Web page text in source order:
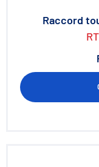
Raccord